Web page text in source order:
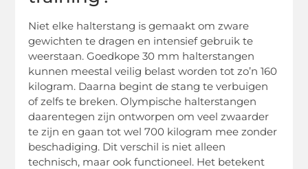
Niet elke halterstang is gemaakt om zware
gewichten te dragen en intensief gebruik te
weerstaan. Goedkope 30 mm halterstangen
kunnen meestal veilig belast worden tot zo’n 160
kilogram. Daarna begint de stang te verbuigen
of zelfs te breken. Olympische halterstangen
daarentegen zijn ontworpen om veel zwaarder
te zijn en gaan tot wel 700 kilogram mee zonder
beschadiging. Dit verschil is niet alleen
technisch, maar ook functioneel. Het betekent